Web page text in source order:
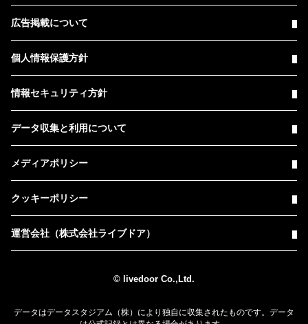
広告掲載について
個人情報保護方針
情報セキュリティ方針
データ収集と利用について
メディアポリシー
クッキーポリシー
運営会社（株式会社ライブドア）
© livedoor Co.,Ltd.
データはデータスタジアム（株）により独自に収集されたものです。データ